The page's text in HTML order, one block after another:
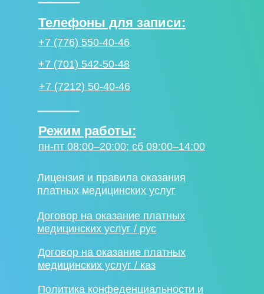
Договор на оказание платных
медицинских услуг / рус
Договор на оказание платных
медицинских услуг / каз
Политика конфеденциальности и
Лицензия и правила оказания
платных медицинских услуг
Телефоны для записи:
+7 (776) 550-40-46
+7 (701) 542-50-48
+7 (7212) 50-40-46
Режим работы:
пн-пт 08:00–20:00; сб 09:00–14:00